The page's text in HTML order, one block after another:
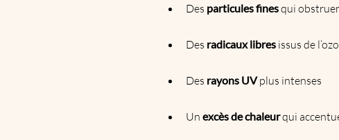
Des particules finesqui
Des radicaux libres issus de
Des rayons UVplus intenses
Un excès de chaleurqui